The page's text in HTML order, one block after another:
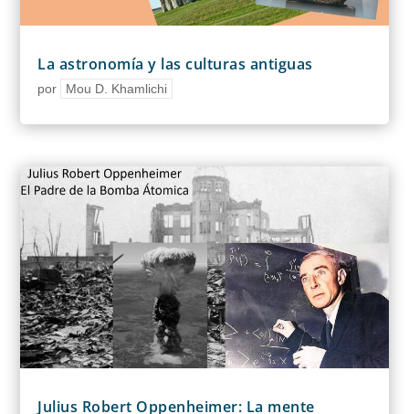
La astronomía y las culturas antiguas
por Mou D. Khamlichi
Julius Robert Oppenheimer: La mente